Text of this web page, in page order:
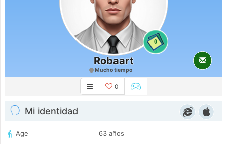
0
Robaart
Mucho tiempo
0
Mi identidad
Age
63 años